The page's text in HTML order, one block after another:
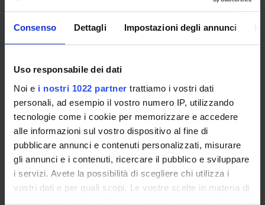
Consenso Dettagli Impostazioni degli annunci
Uso responsabile dei dati
Noi e i nostri 1022 partner trattiamo i vostri dati
personali, ad esempio il vostro numero IP, utilizzando
tecnologie come i cookie per memorizzare e accedere
alle informazioni sul vostro dispositivo al fine di
pubblicare annunci e contenuti personalizzati, misurare
gli annunci e i contenuti, ricercare il pubblico e sviluppare
i servizi. Avete la possibilità di scegliere chi utilizza i
vostri dati e per quali scopi. Le vostre scelte in materia di
privacy sono applicabili solo su questa proprietà digitale
micro-profilometry results are of particular significance
thus allowing an in-situ use and a real monitoring of actual
artwork surfaces.
Product ID:
Handle IRIS:
11562/982716
Last Modified:
October 19, 2022
Bibliographic citation:
Daffara, Claudia ;Gaburro, Nicola;Marchioro, Giacomo
Romeo, Alessandro; Basilissi, Giulia; Cagnini, Andrea;